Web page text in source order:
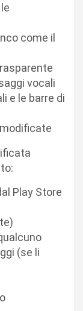
come il
vocali
e le barre di
Play Store
(se li